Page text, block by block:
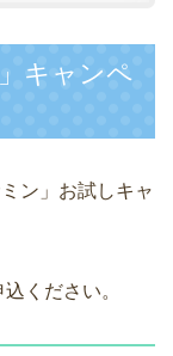
キャンペ
ン」お試しキャ
ください。